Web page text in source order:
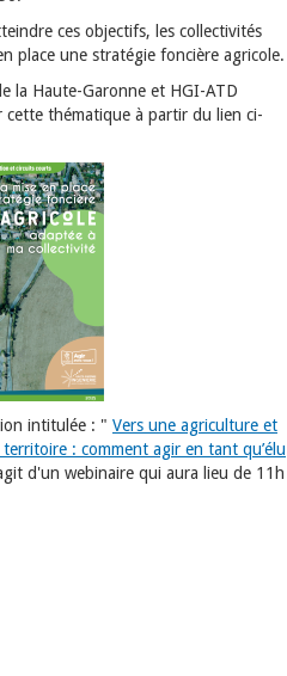
ces objectifs, les collectivités
place une stratégie foncière agricole.
la Haute-Garonne et HGI-ATD
thématique à partir du lien ci-
intitulée : " Vers une agriculture et
: comment agir en tant qu’élu
d'un webinaire qui aura lieu de 11h